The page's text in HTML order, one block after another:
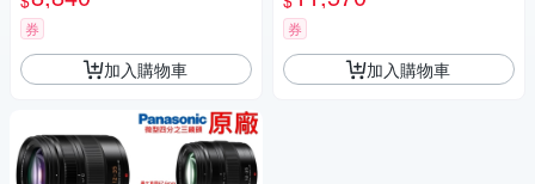
單眼鏡頭 相機
券
加入購物車
券
加入購物車